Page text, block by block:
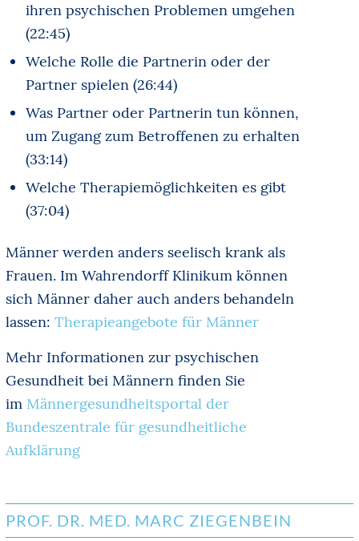
ihren psychischen Problemen umgehen
(22:45)
Welche Rolle die Partnerin oder der
Partner spielen (26:44)
Was Partner oder Partnerin tun können,
um Zugang zum Betroffenen zu erhalten
(33:14)
Welche Therapiemöglichkeiten es gibt
(37:04)
Männer werden anders seelisch krank als
Frauen. Im Wahrendorff Klinikum können
sich Männer daher auch anders behandeln
lassen: Therapieangebote für Männer
Mehr Informationen zur psychischen
Gesundheit bei Männern finden Sie
im Männergesundheitsportal der
Bundeszentrale für gesundheitliche
Aufklärung
PROF. DR. MED. MARC ZIEGENBEIN